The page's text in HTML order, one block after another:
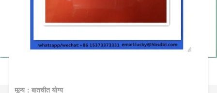
मूल्य：बातचीत योग्य